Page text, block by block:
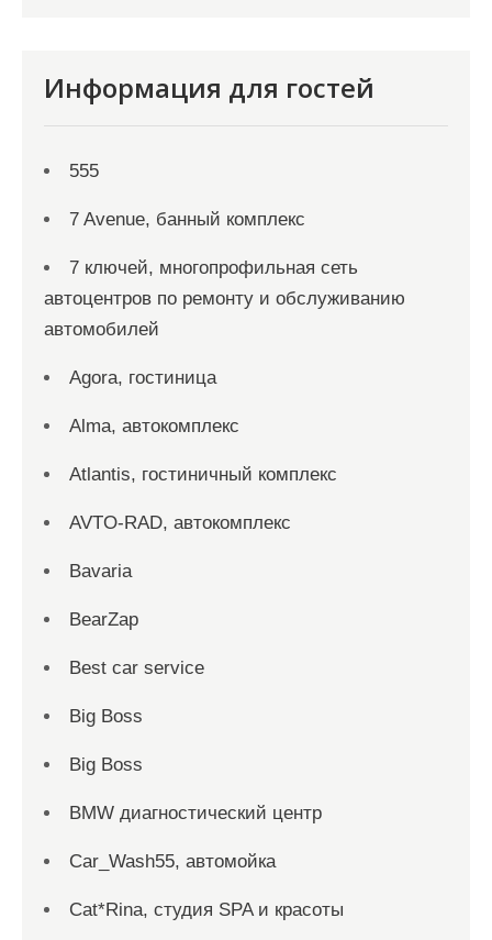
Информация для гостей
555
7 Avenue, банный комплекс
7 ключей, многопрофильная сеть
автоцентров по ремонту и обслуживанию
автомобилей
Agora, гостиница
Alma, автокомплекс
Atlantis, гостиничный комплекс
AVTO-RAD, автокомплекс
Bavaria
BearZap
Best car service
Big Boss
Big Boss
BMW диагностический центр
Car_Wash55, автомойка
Cat*Rina, студия SPA и красоты